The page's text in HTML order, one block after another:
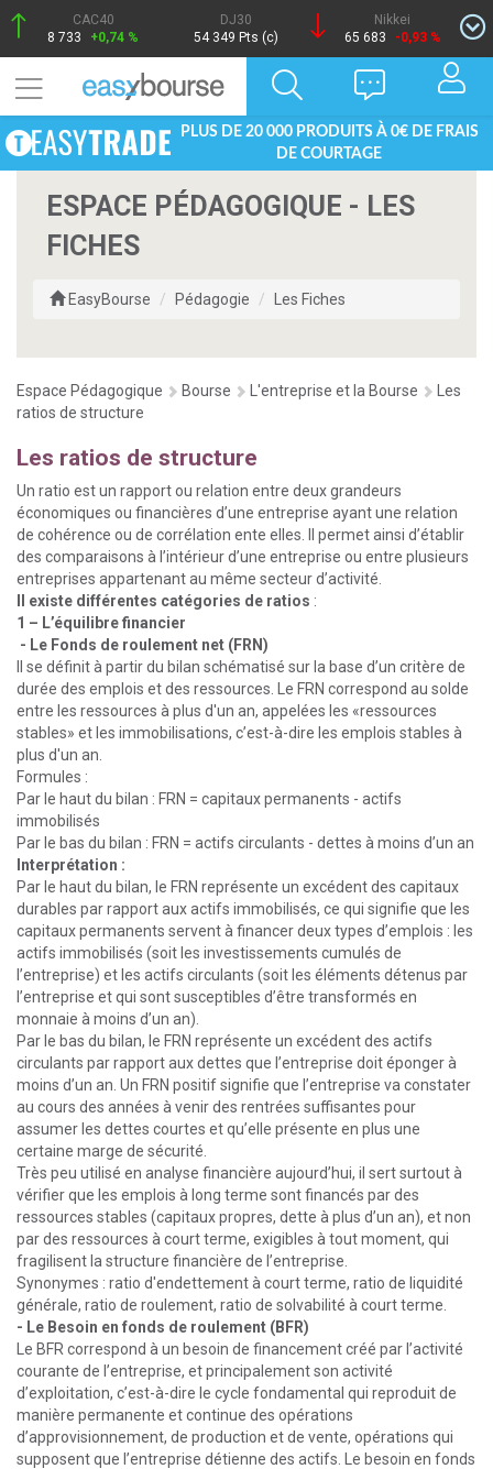
CAC40
8 733
+0,74 %
DJ30
54 349 Pts (c)
Nikkei
65 683
-0,93 %
PLUS DE 20 000 PRODUITS À 0€ DE FRAIS
DE COURTAGE
ESPACE PÉDAGOGIQUE - LES
FICHES
EasyBourse Pédagogie Les Fiches
Espace Pédagogique Bourse L'entreprise et la Bourse
Les
ratios de structure
Les ratios de structure
Un ratio est un rapport ou relation entre deux grandeurs
économiques ou financières d’une entreprise ayant une relation
de cohérence ou de corrélation ente elles. Il permet ainsi d’établir
des comparaisons à l’intérieur d’une entreprise ou entre plusieurs
entreprises appartenant au même secteur d’activité.
Il existe différentes catégories de ratios :
1 – L’équilibre financier
- Le Fonds de roulement net (FRN)
Il se définit à partir du bilan schématisé sur la base d’un critère de
durée des emplois et des ressources. Le FRN correspond au solde
entre les ressources à plus d'un an, appelées les «ressources
stables» et les immobilisations, c’est-à-dire les emplois stables à
plus d'un an.
Formules :
Par le haut du bilan : FRN = capitaux permanents - actifs
immobilisés
Par le bas du bilan : FRN = actifs circulants - dettes à moins d’un an
Interprétation :
Par le haut du bilan, le FRN représente un excédent des capitaux
durables par rapport aux actifs immobilisés, ce qui signifie que les
capitaux permanents servent à financer deux types d’emplois : les
actifs immobilisés (soit les investissements cumulés de
l’entreprise) et les actifs circulants (soit les éléments détenus par
l’entreprise et qui sont susceptibles d’être transformés en
monnaie à moins d’un an).
Par le bas du bilan, le FRN représente un excédent des actifs
circulants par rapport aux dettes que l’entreprise doit éponger à
moins d’un an. Un FRN positif signifie que l’entreprise va constater
au cours des années à venir des rentrées suffisantes pour
assumer les dettes courtes et qu’elle présente en plus une
certaine marge de sécurité.
Très peu utilisé en analyse financière aujourd’hui, il sert surtout à
vérifier que les emplois à long terme sont financés par des
ressources stables (capitaux propres, dette à plus d’un an), et non
par des ressources à court terme, exigibles à tout moment, qui
fragilisent la structure financière de l’entreprise.
Synonymes : ratio d'endettement à court terme, ratio de liquidité
générale, ratio de roulement, ratio de solvabilité à court terme.
- Le Besoin en fonds de roulement (BFR)
Le BFR correspond à un besoin de financement créé par l’activité
courante de l’entreprise, et principalement son activité
d’exploitation, c’est-à-dire le cycle fondamental qui reproduit de
manière permanente et continue des opérations
d’approvisionnement, de production et de vente, opérations qui
supposent que l’entreprise détienne des actifs. Le besoin en fonds